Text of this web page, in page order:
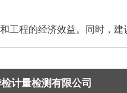
程的经济效益。同时，建
计量检测有限公司